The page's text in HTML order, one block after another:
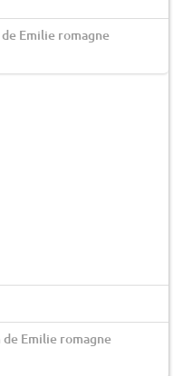
Emilie romagne
Emilie romagne